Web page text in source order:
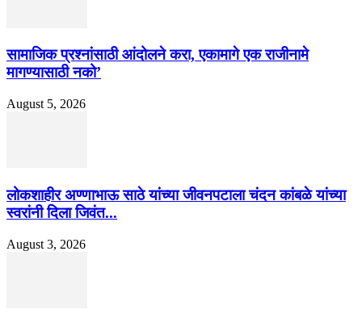
सामाजिक प्रश्नांसाठी आंदोलने करा, एकामागे एक राजीनामे
मागण्यासाठी नको’
August 5, 2026
लोकशाहीर अण्णाभाऊ साठे यांच्या जीवनपटाला चंदन कांबळे यांच्या
स्वरांनी दिला जिवंत...
August 3, 2026